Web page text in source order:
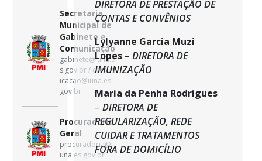
Secretaria
Municipal de
Gabinete e
Comunicação
gabinete@iuna.e
s.gov.br / comun
icacao@iuna.es.
gov.br
Procuradoria
Geral
procuradoria@i
una.es.gov.br
DIRETORA DE PRESTAÇÃO DE
CONTAS E CONVÊNIOS
Lylyanne Garcia Muzi
Lopes– DIRETORA DE
IMUNIZAÇÃO
Maria da Penha Rodrigues
– DIRETORA DE
REGULARIZAÇÃO, REDE
CUIDAR E TRATAMENTOS
FORA DE DOMICÍLIO